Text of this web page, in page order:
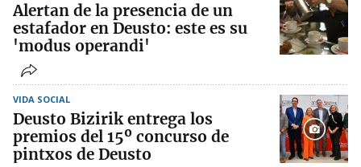
Alertan de la presencia de un
estafador en Deusto: este es su
'modus operandi'
VIDA SOCIAL
Deusto Bizirik entrega los
premios del 15º concurso de
pintxos de Deusto